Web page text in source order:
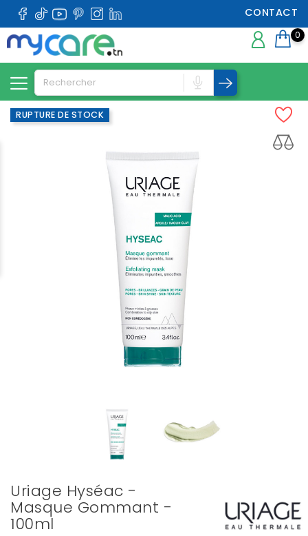
CONTACT
0
RUPTURE DE STOCK
Uriage Hyséac -
Masque Gommant -
100ml